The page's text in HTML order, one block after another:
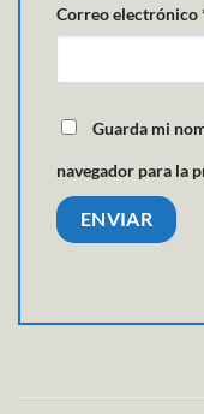
Correo electrónico
Guarda mi
navegador para la